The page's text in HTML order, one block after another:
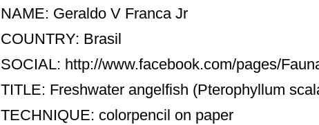
NAME: Geraldo V Franca Jr
COUNTRY: Brasil
SOCIAL: http://www.facebook.com/pages/
TITLE: Freshwater angelfish (Pterophyllum
TECHNIQUE: colorpencil on paper